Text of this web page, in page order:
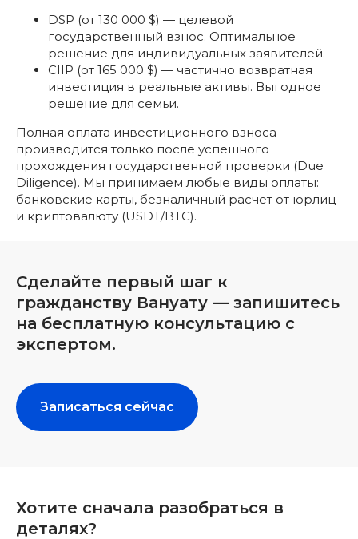
DSP (от 130 000 $) — целевой
государственный взнос. Оптимальное
решение для индивидуальных заявителей.
CIIP (от 165 000 $) — частично возвратная
инвестиция в реальные активы. Выгодное
решение для семьи.
Полная оплата инвестиционного взноса
производится только после успешного
прохождения государственной проверки (Due
Diligence). Мы принимаем любые виды оплаты:
банковские карты, безналичный расчет от юрлиц
и криптовалюту (USDT/BTC).
Сделайте первый шаг к
гражданству Вануату — запишитесь
на бесплатную консультацию с
экспертом.
Записаться сейчас
Хотите сначала разобраться в
деталях?